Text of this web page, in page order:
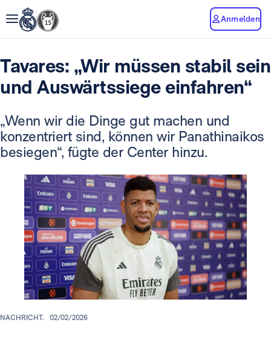
Anmelden
Tavares: „Wir müssen stabil sein
und Auswärtssiege einfahren“
„Wenn wir die Dinge gut machen und
konzentriert sind, können wir Panathinaikos
besiegen“, fügte der Center hinzu.
NACHRICHT. 02/02/2026